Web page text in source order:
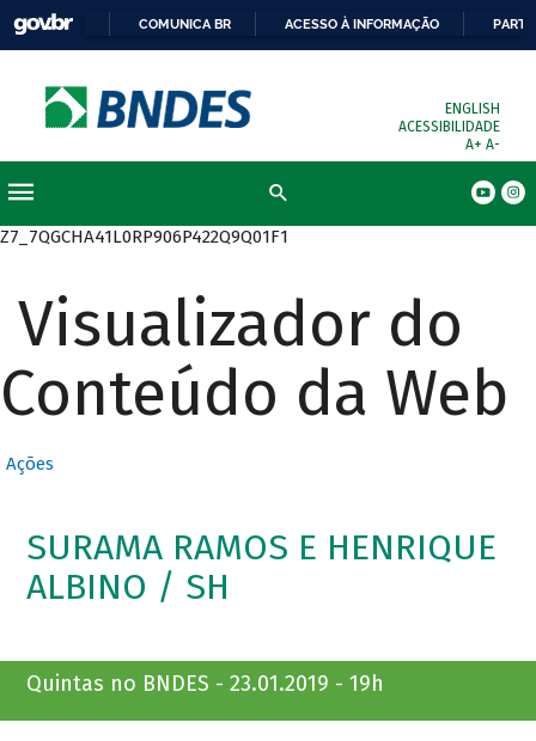
COMUNICA BR ACESSO À INFORMAÇÃO
ENGLISH
ACESSIBILIDADE
A+ A-
Z7_7QGCHA41L0RP906P422Q9Q01F1
Visualizador do
Conteúdo da Web
Ações
SURAMA RAMOS E HENRIQUE
ALBINO / SH
Quintas no BNDES - 23.01.2019 - 19h